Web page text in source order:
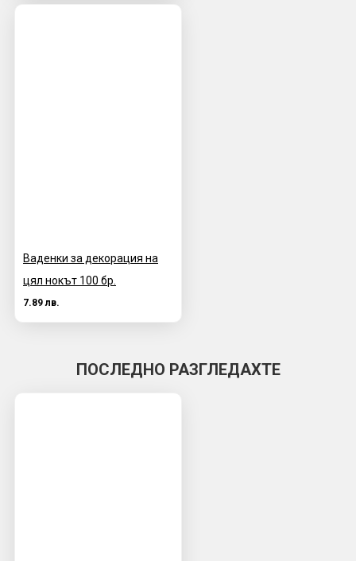
Ваденки за декорация на
цял нокът 100 бр.
7.89 лв.
ПОСЛЕДНО РАЗГЛЕДАХТЕ